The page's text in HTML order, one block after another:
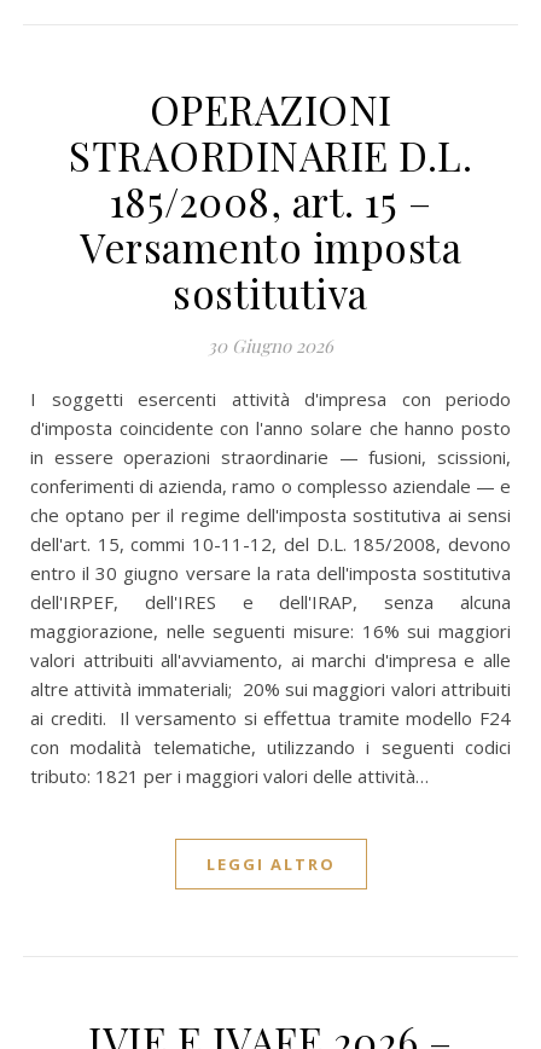
OPERAZIONI
STRAORDINARIE D.L.
185/2008, art. 15 –
Versamento imposta
sostitutiva
30 Giugno 2026
I soggetti esercenti attività d'impresa con periodo
d'imposta coincidente con l'anno solare che hanno posto
in essere operazioni straordinarie — fusioni, scissioni,
conferimenti di azienda, ramo o complesso aziendale — e
che optano per il regime dell'imposta sostitutiva ai sensi
dell'art. 15, commi 10-11-12, del D.L. 185/2008, devono
entro il 30 giugno versare la rata dell'imposta sostitutiva
dell'IRPEF, dell'IRES e dell'IRAP, senza alcuna
maggiorazione, nelle seguenti misure: 16% sui maggiori
valori attribuiti all'avviamento, ai marchi d'impresa e alle
altre attività immateriali; 20% sui maggiori valori attribuiti
ai crediti. Il versamento si effettua tramite modello F24
con modalità telematiche, utilizzando i seguenti codici
tributo: 1821 per i maggiori valori delle attività…
LEGGI ALTRO